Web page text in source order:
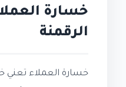
خسارة
الرقمنة
خسارة العملاء تعني